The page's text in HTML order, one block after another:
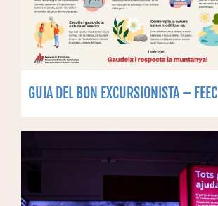
GUIA DEL BON EXCURSIONISTA – FEEC